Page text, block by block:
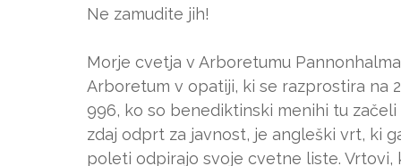
Ne zamudite jih!
Morje cvetja v Arboretumu Pannonhalma
Arboretum v opatiji, ki se razprostira na
996, ko so benediktinski menihi tu
zdaj odprt za javnost, je angleški vrt, ki
poleti odpirajo svoje cvetne liste. Vrtovi,